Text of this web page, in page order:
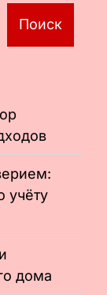
Поиск
учёту
дома